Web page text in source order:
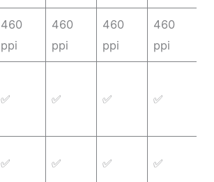
460
ppi
460
ppi
460
ppi
460
ppi
✅ ✅ ✅ ✅
✅ ✅ ✅ ✅